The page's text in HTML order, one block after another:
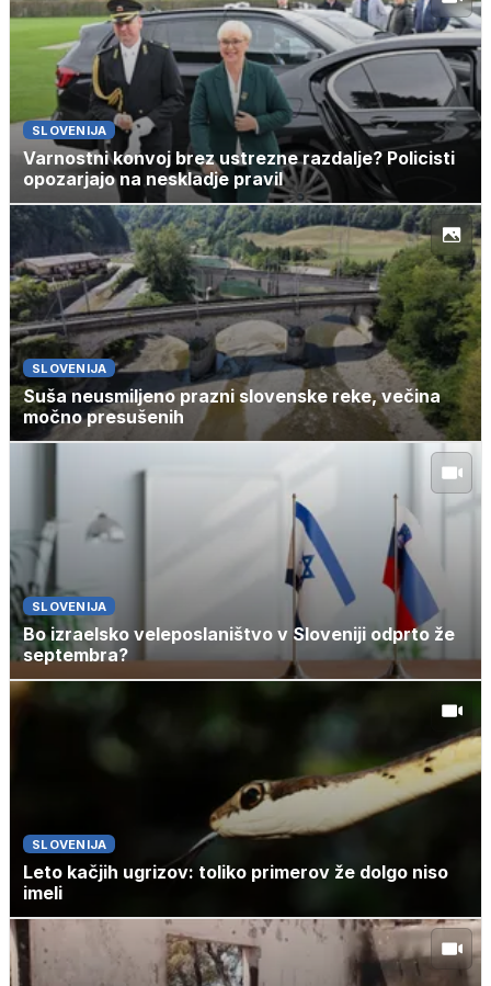
SLOVENIJA
Varnostni konvoj brez ustrezne razdalje? Policisti
opozarjajo na neskladje pravil
SLOVENIJA
Suša neusmiljeno prazni slovenske reke, večina
močno presušenih
SLOVENIJA
Bo izraelsko veleposlaništvo v Sloveniji odprto že
septembra?
SLOVENIJA
Leto kačjih ugrizov: toliko primerov že dolgo niso
imeli